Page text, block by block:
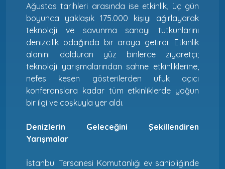
Ağustos tarihleri arasında ise etkinlik, üç gün
boyunca yaklaşık 175.000 kişiyi ağırlayarak
teknoloji ve savunma sanayi tutkunlarını
denizcilik odağında bir araya getirdi. Etkinlik
alanını dolduran yüz binlerce ziyaretçi;
teknoloji yarışmalarından sahne etkinliklerine,
nefes kesen gösterilerden ufuk açıcı
konferanslara kadar tüm etkinliklerde yoğun
bir ilgi ve coşkuyla yer aldı.
Denizlerin Geleceğini Şekillendiren
Yarışmalar
İstanbul Tersanesi Komutanlığı ev sahipliğinde